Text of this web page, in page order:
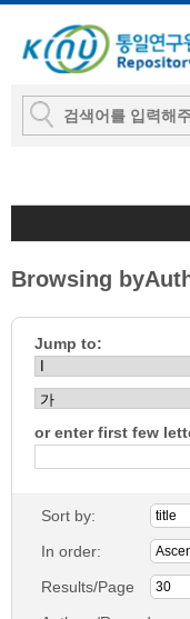
Browsing
Jump to:
or enter first few
Sort by:
In order:
Results/Page